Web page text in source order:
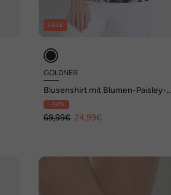
SALE
GOLDNER
Blusenshirt mit Blumen-Paisley-
Muster
- 64%
69,99€ 24,99€